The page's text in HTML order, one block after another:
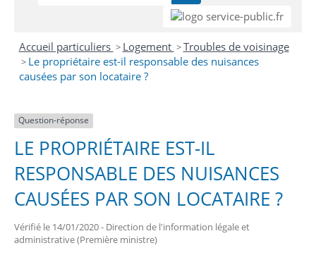
Accueil particuliers > Logement >Troubles de voisinage
> Le propriétaire est-il responsable des nuisances
causées par son locataire ?
Question-réponse
LE PROPRIÉTAIRE EST-IL
RESPONSABLE DES NUISANCES
CAUSÉES PAR SON LOCATAIRE ?
Vérifié le 14/01/2020 - Direction de l'information légale et
administrative (Première ministre)